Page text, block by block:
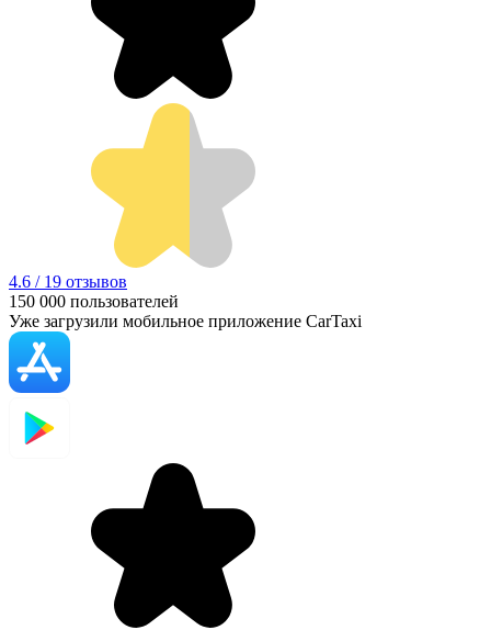
4.6 / 19 отзывов
150 000 пользователей
Уже загрузили мобильное приложение CarTaxi